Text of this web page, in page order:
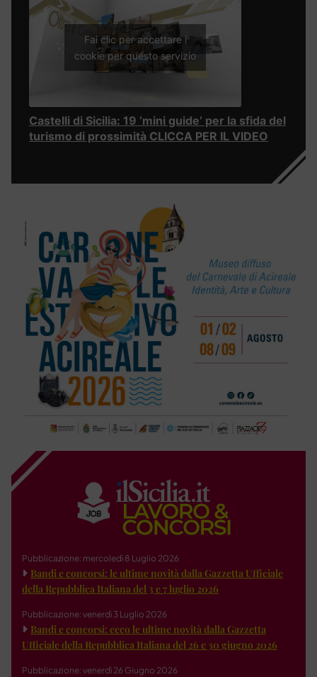
Fai clic per accettare i
cookie per questo servizio
Castelli di Sicilia: 19 ‘mini guide’ per la sfida del
turismo di prossimità CLICCA PER IL VIDEO
Pubblicazione: mercoledì 8 Luglio 2026
Bandi e concorsi: le ultime novità dalla Gazzetta Ufficiale
della Repubblica Italiana del 3 e 7 luglio 2026
Pubblicazione: venerdì 3 Luglio 2026
Bandi e concorsi: ecco le ultime novità dalla Gazzetta
Ufficiale della Repubblica Italiana del 26 e 30 giugno 2026
Pubblicazione: venerdì 26 Giugno 2026